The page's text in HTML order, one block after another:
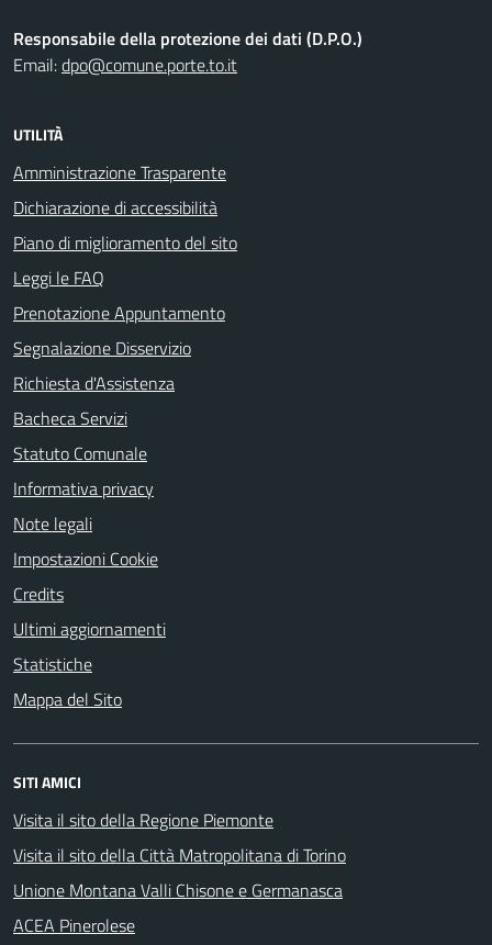
Responsabile della protezione dei dati (D.P.O.)
Email:dpo@comune.porte.to.it
UTILITÀ
Amministrazione Trasparente
Dichiarazione di accessibilità
Piano di miglioramento del sito
Leggi le FAQ
Prenotazione Appuntamento
Segnalazione Disservizio
Richiesta d'Assistenza
Bacheca Servizi
Statuto Comunale
Informativa privacy
Note legali
Impostazioni Cookie
Credits
Ultimi aggiornamenti
Statistiche
Mappa del Sito
SITI AMICI
Visita il sito della Regione Piemonte
Visita il sito della Città Matropolitana di Torino
Unione Montana Valli Chisone e Germanasca
ACEA Pinerolese